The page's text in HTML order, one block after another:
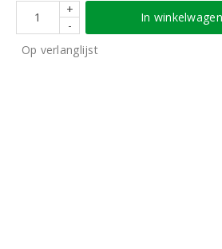
+
-
In winkelwagen
Op verlanglijst